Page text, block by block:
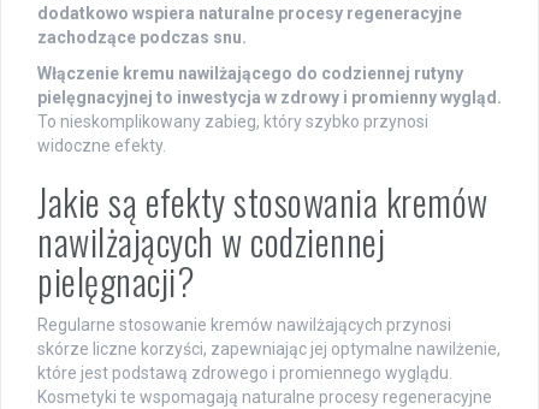
dodatkowo wspiera naturalne procesy regeneracyjne
zachodzące podczas snu.
Włączenie kremu nawilżającego do codziennej rutyny
pielęgnacyjnej to inwestycja w zdrowy i promienny wygląd.
To nieskomplikowany zabieg, który szybko przynosi
widoczne efekty.
Jakie są efekty stosowania kremów
nawilżających w codziennej
pielęgnacji?
Regularne stosowanie kremów nawilżających przynosi
skórze liczne korzyści, zapewniając jej optymalne nawilżenie,
które jest podstawą zdrowego i promiennego wyglądu.
Kosmetyki te wspomagają naturalne procesy regeneracyjne